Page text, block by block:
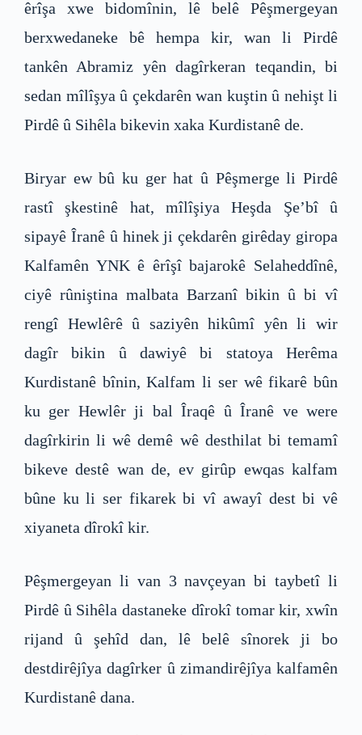
êrîşa xwe bidomînin, lê belê Pêşmergeyan
berxwedaneke bê hempa kir, wan li Pirdê
tankên Abramiz yên dagîrkeran teqandin, bi
sedan mîlîşya û çekdarên wan kuştin û nehişt li
Pirdê û Sihêla bikevin xaka Kurdistanê de.
Biryar ew bû ku ger hat û Pêşmerge li Pirdê
rastî şkestinê hat, mîlîşiya Heşda Şe’bî û
sipayê Îranê û hinek ji çekdarên girêday giropa
Kalfamên YNK ê êrîşî bajarokê Selaheddînê,
ciyê rûniştina malbata Barzanî bikin û bi vî
rengî Hewlêrê û saziyên hikûmî yên li wir
dagîr bikin û dawiyê bi statoya Herêma
Kurdistanê bînin, Kalfam li ser wê fikarê bûn
ku ger Hewlêr ji bal Îraqê û Îranê ve were
dagîrkirin li wê demê wê desthilat bi temamî
bikeve destê wan de, ev girûp ewqas kalfam
bûne ku li ser fikarek bi vî awayî dest bi vê
xiyaneta dîrokî kir.
Pêşmergeyan li van 3 navçeyan bi taybetî li
Pirdê û Sihêla dastaneke dîrokî tomar kir, xwîn
rijand û şehîd dan, lê belê sînorek ji bo
destdirêjîya dagîrker û zimandirêjîya kalfamên
Kurdistanê dana.